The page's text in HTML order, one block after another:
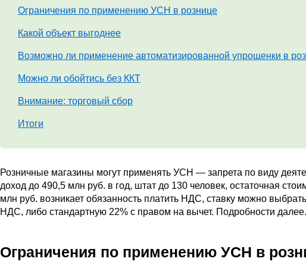
Ограничения по применению УСН в рознице
Какой объект выгоднее
Возможно ли применение автоматизированной упрощенки в
Можно ли обойтись без ККТ
Внимание: торговый сбор
Итоги
Розничные магазины могут применять УСН — запрета по виду
доход до 490,5 млн руб. в год, штат до 130 человек, остаточная
млн руб. возникает обязанность платить НДС, ставку можно
НДС, либо стандартную 22% с правом на вычет. Подробности далее.
Ограничения по применению УСН в